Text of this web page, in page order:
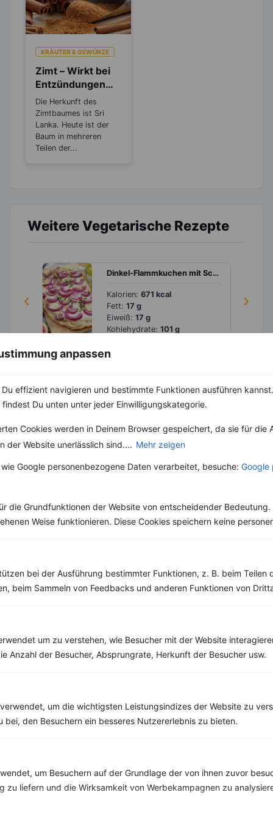
anpassen
effizient navigieren und bestimmte Funktionen ausführen
Du unten unter jeder Einwilligungskategorie.
Cookies werden in Deinem Browser gespeichert, da sie für die
der Website unerlässlich sind.... Mehr zeigen
Google personenbezogene Daten verarbeitet, besuche: Google
die Grundfunktionen der Website von entscheidender Bedeutung.
Weise funktionieren. Diese Cookies speichern keine
bei der Ausführung bestimmter Funktionen, z. B. beim Teilen
beim Sammeln von Feedbacks und anderen Funktionen von
um zu verstehen, wie Besucher mit der Website
Anzahl der Besucher, Absprungrate, Herkunft der Besucher usw.
um die wichtigsten Leistungsindizes der Website zu
bei, den Besuchern ein besseres Nutzererlebnis zu bieten.
um Besuchern auf der Grundlage der von ihnen zuvor
zu liefern und die Wirksamkeit von Werbekampagnen zu
KRÄUTER & GEWÜRZE
Zimt – Wirkt bei
Entzündungen
und Rheuma
Die Herkunft des
Zimtbaumes ist Sri
Lanka. Heute ist der
Baum in mehreren
Teilen der...
Weitere Vegetarische Rezepte
‹ ›
Dinkel-Flammkuchen mit Schalotten, Weintrauben und Feige
Kalorien:671 kcal
Fett:17 g
Eiweiß:17 g
Kohlehydrate:101 g
Rezepte mit 300 bis 400 kcal
Rezepte
Eiweiß:
Tipps & Tricks Aktionen & Rabatte
Rezept-Empfehlungen Viele Insights